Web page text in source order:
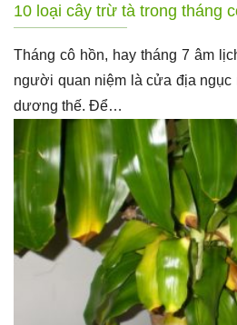
10 loại cây trừ tà trong tháng
Tháng cô hồn, hay tháng 7 âm
người quan niệm là cửa địa ngục
dương thế. Để…